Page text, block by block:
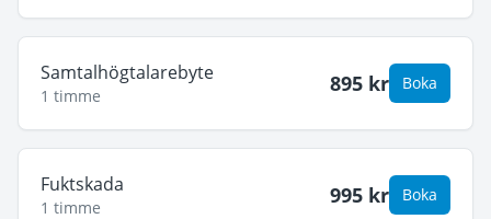
Samtalhögtalarebyte
1 timme 895 kr Boka
Fuktskada
1 timme 995 kr Boka